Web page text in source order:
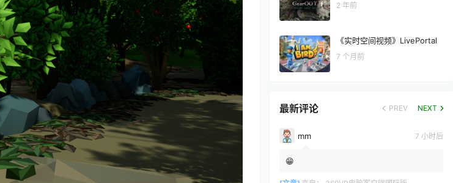
2 年前
《实时空间视频》LivePortal
7 个月前
最新评论 PREV NEXT
mm 7 小时后
😁